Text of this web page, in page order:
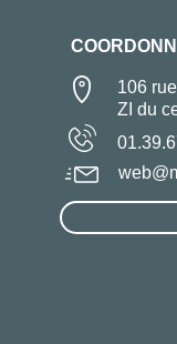
106
ZI du